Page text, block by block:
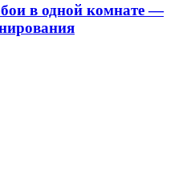
в одной комнате —